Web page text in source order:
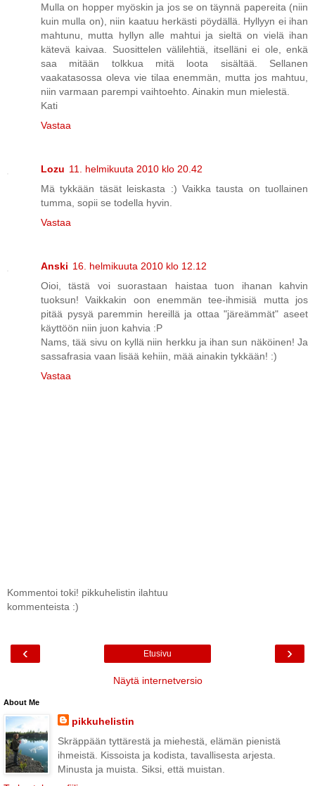
Mulla on hopper myöskin ja jos se on täynnä papereita (niin
kuin mulla on), niin kaatuu herkästi pöydällä. Hyllyyn ei ihan
mahtunu, mutta hyllyn alle mahtui ja sieltä on vielä ihan
kätevä kaivaa. Suosittelen välilehtiä, itselläni ei ole, enkä
saa mitään tolkkua mitä loota sisältää. Sellanen
vaakatasossa oleva vie tilaa enemmän, mutta jos mahtuu,
niin varmaan parempi vaihtoehto. Ainakin mun mielestä.
Kati
Vastaa
Lozu 11. helmikuuta 2010 klo 20.42
Mä tykkään täsät leiskasta :) Vaikka tausta on tuollainen
tumma, sopii se todella hyvin.
Vastaa
Anski 16. helmikuuta 2010 klo 12.12
Oioi, tästä voi suorastaan haistaa tuon ihanan kahvin
tuoksun! Vaikkakin oon enemmän tee-ihmisiä mutta jos
pitää pysyä paremmin hereillä ja ottaa "järeämmät" aseet
käyttöön niin juon kahvia :P
Nams, tää sivu on kyllä niin herkku ja ihan sun näköinen! Ja
sassafrasia vaan lisää kehiin, mää ainakin tykkään! :)
Vastaa
Kommentoi toki! pikkuhelistin ilahtuu
kommenteista :)
‹ ›
Etusivu
Näytä internetversio
About Me
pikkuhelistin
Skräppään tyttärestä ja miehestä, elämän pienistä
ihmeistä. Kissoista ja kodista, tavallisesta arjesta.
Minusta ja muista. Siksi, että muistan.